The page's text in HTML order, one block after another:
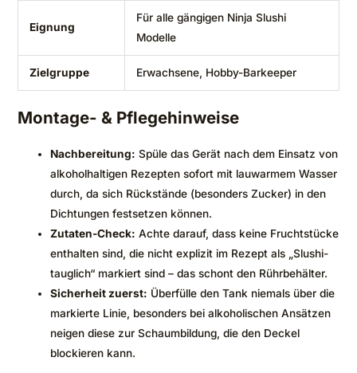
Eignung
Für alle gängigen Ninja Slushi
Modelle
Zielgruppe Erwachsene, Hobby-Barkeeper
Montage- & Pflegehinweise
Nachbereitung: Spüle das Gerät nach dem Einsatz von
alkoholhaltigen Rezepten sofort mit lauwarmem Wasser
durch, da sich Rückstände (besonders Zucker) in den
Dichtungen festsetzen können.
Zutaten-Check: Achte darauf, dass keine Fruchtstücke
enthalten sind, die nicht explizit im Rezept als „Slushi-
tauglich“ markiert sind – das schont den Rührbehälter.
Sicherheit zuerst: Überfülle den Tank niemals über die
markierte Linie, besonders bei alkoholischen Ansätzen
neigen diese zur Schaumbildung, die den Deckel
blockieren kann.